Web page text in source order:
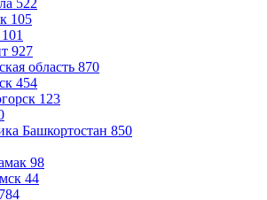
522
105
101
927
область 870
454
123
Башкортостан 850
98
44
784